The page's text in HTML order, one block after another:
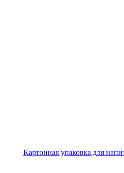
Картонная упаковка для